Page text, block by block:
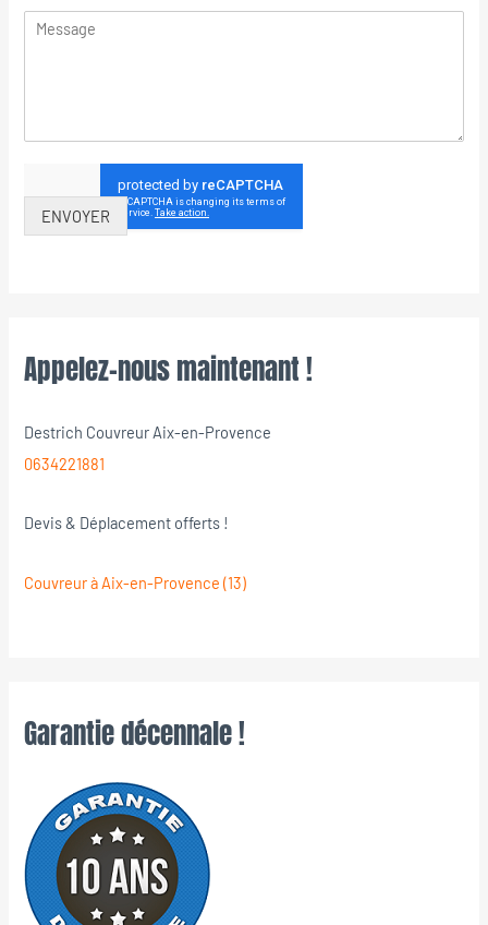
ENVOYER
Appelez-nous maintenant !
Destrich Couvreur Aix-en-Provence
0634221881
Devis & Déplacement offerts !
Couvreur à Aix-en-Provence (13)
Garantie décennale !